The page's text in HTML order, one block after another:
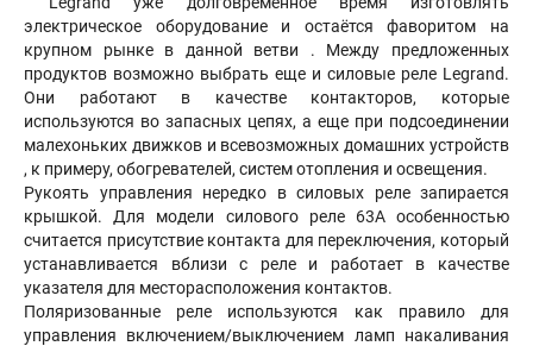
электрическое оборудование и остаётся фаворитом на
крупном рынке в данной ветви . Между предложенных
продуктов возможно выбрать еще и силовые реле Legrand.
Они работают в качестве контакторов, которые
используются во запасных цепях, а еще при подсоединении
малехоньких движков и всевозможных домашних устройств
, к примеру, обогревателей, систем отопления и освещения.
Рукоять управления нередко в силовых реле запирается
крышкой. Для модели силового реле 63А особенностью
считается присутствие контакта для переключения, который
устанавливается вблизи с реле и работает в качестве
указателя для месторасположения контактов.
Поляризованные реле используются как правило для
управления включением/выключением ламп накаливания